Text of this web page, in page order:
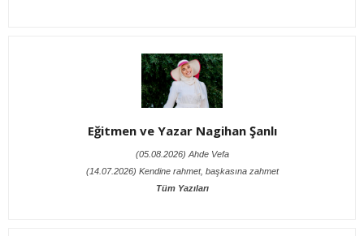
Eğitmen ve Yazar Nagihan Şanlı
(05.08.2026) Ahde Vefa
(14.07.2026) Kendine rahmet, başkasına zahmet
Tüm Yazıları